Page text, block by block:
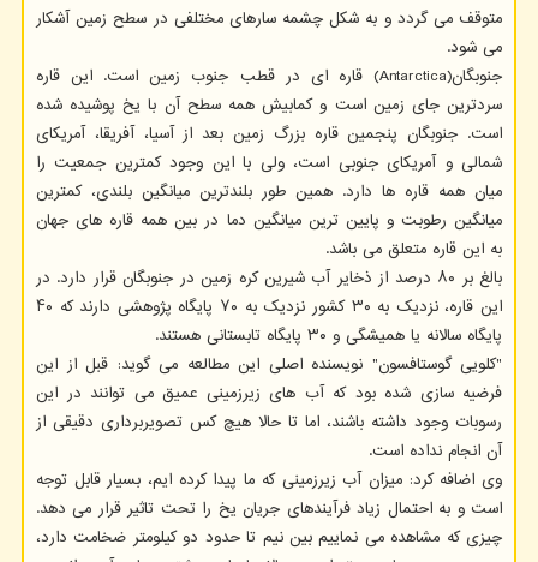
متوقف می گردد و به شکل چشمه سارهای مختلفی در سطح زمین آشکار
می شود.
جنوبگان(Antarctica) قاره ای در قطب جنوب زمین است. این قاره
سردترین جای زمین است و کمابیش همه سطح آن با یخ پوشیده شده
است. جنوبگان پنجمین قاره بزرگ زمین بعد از آسیا، آفریقا، آمریکای
شمالی و آمریکای جنوبی است، ولی با این وجود کمترین جمعیت را
میان همه قاره ها دارد. همین طور بلندترین میانگین بلندی، کمترین
میانگین رطوبت و پایین ترین میانگین دما در بین همه قاره های جهان
به این قاره متعلق می باشد.
بالغ بر ۸۰ درصد از ذخایر آب شیرین کره زمین در جنوبگان قرار دارد. در
این قاره، نزدیک به ۳۰ کشور نزدیک به ۷۰ پایگاه پژوهشی دارند که ۴۰
پایگاه سالانه یا همیشگی و ۳۰ پایگاه تابستانی هستند.
"کلویی گوستافسون" نویسنده اصلی این مطالعه می گوید: قبل از این
فرضیه سازی شده بود که آب های زیرزمینی عمیق می توانند در این
رسوبات وجود داشته باشند، اما تا حالا هیچ کس تصویربرداری دقیقی از
آن انجام نداده است.
وی اضافه کرد: میزان آب زیرزمینی که ما پیدا کرده ایم، بسیار قابل توجه
است و به احتمال زیاد فرآیندهای جریان یخ را تحت تاثیر قرار می دهد.
چیزی که مشاهده می نماییم بین نیم تا حدود دو کیلومتر ضخامت دارد،